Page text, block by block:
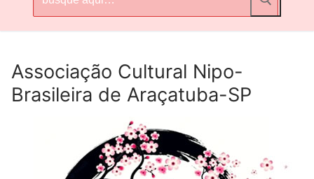
por:
Associação Cultural Nipo-
Brasileira de Araçatuba-SP